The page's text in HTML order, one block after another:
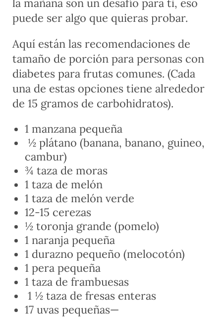
la mañana son un desafío para ti, eso
puede ser algo que quieras probar.
Aquí están las recomendaciones de
tamaño de porción para personas con
diabetes para frutas comunes. (Cada
una de estas opciones tiene alrededor
de 15 gramos de carbohidratos).
1 manzana pequeña
½ plátano (banana, banano, guineo,
cambur)
¾ taza de moras
1 taza de melón
1 taza de melón verde
12-15 cerezas
½ toronja grande (pomelo)
1 naranja pequeña
1 durazno pequeño (melocotón)
1 pera pequeña
1 taza de frambuesas
1 ½ taza de fresas enteras
17 uvas pequeñas—